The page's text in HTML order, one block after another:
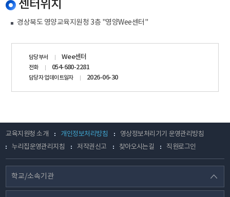
센터위치
경상북도 영양교육지원청 3층 "영양Wee센터"
담당부서 Wee센터
전화 054-680-2281
담당자 업데이트일자 2026-06-30
교육지원청 소개 개인정보처리방침
영상정보처리기기 운영관리방침
누리집운영관리지침
저작권신고 찾아오시는길 직원로그인
학교/소속기관